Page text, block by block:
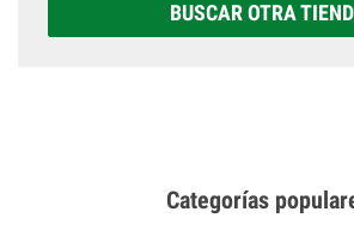
BUSCAR OTRA
Categorías